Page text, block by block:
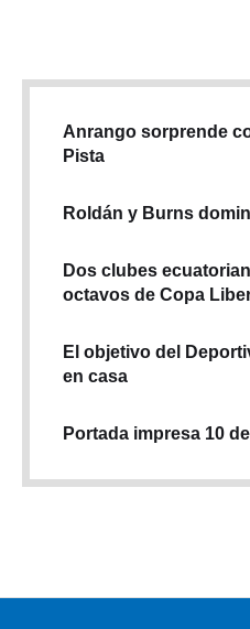
Anrango sorprende
Pista
Roldán y Burns
Dos clubes
octavos de Copa
El objetivo del
en casa
Portada impresa 10